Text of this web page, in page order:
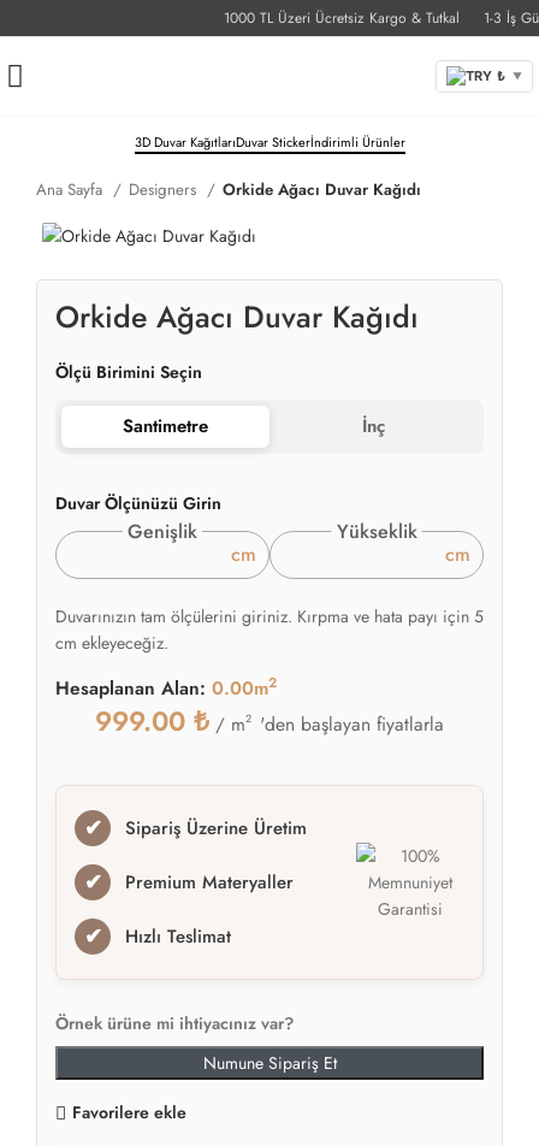
1000 TL Üzeri Ücretsiz Kargo & Tutkal 1-3 İş
TRY ₺ ▼
3D Duvar KağıtlarıDuvar Stickerİndirimli Ürünler
Ana Sayfa Designers Orkide Ağacı Duvar Kağıdı
Orkide Ağacı Duvar Kağıdı
Ölçü Birimini Seçin
Santimetre İnç
Duvar Ölçünüzü Girin
Genişlik
cm
Yükseklik
cm
Duvarınızın tam ölçülerini giriniz. Kırpma ve hata payı için 5
cm ekleyeceğiz.
Hesaplanan Alan: 0.00m2
999.00 ₺ / m2 'den başlayan fiyatlarla
✔ Sipariş Üzerine Üretim
✔ Premium Materyaller
✔ Hızlı Teslimat
Örnek ürüne mi ihtiyacınız var?
Numune Sipariş Et
Favorilere ekle